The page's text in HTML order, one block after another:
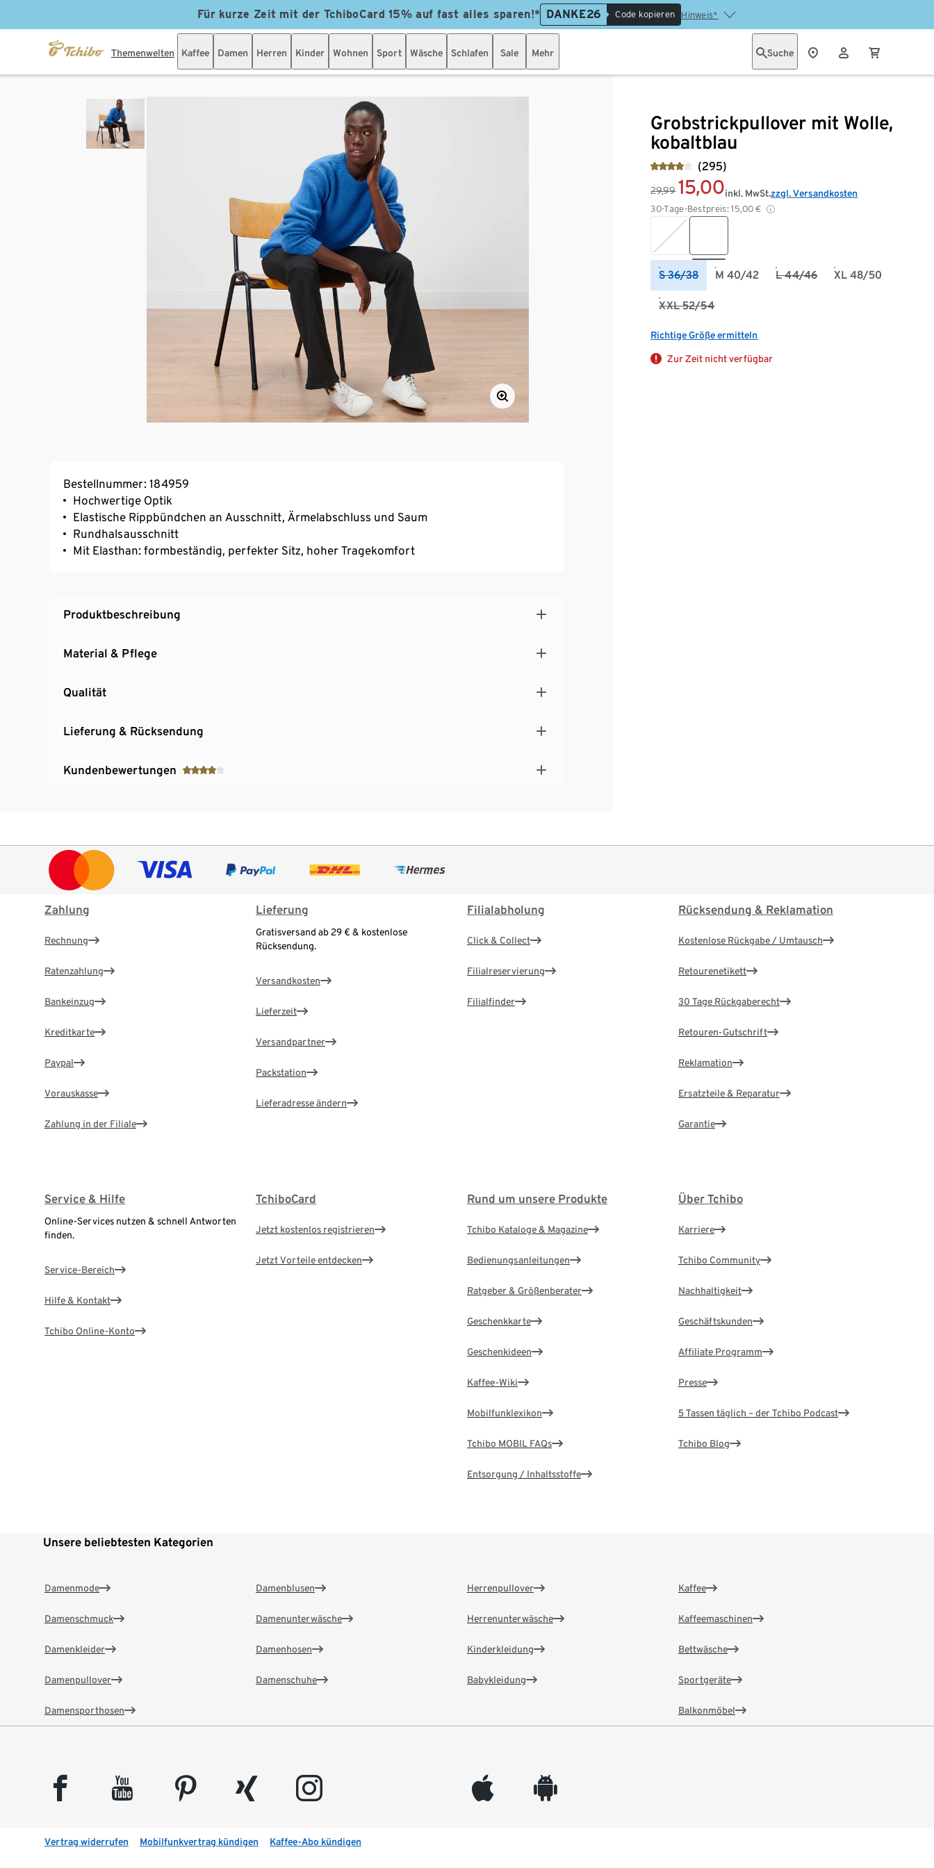
Für kurze Zeit mit der TchiboCard 15% auf fast alles sparen!* DANKE26 Code kopieren Hinweis*
Themenwelten Kaffee Damen Herren Kinder Wohnen Sport Wäsche Schlafen Sale Mehr Suche
Grobstrickpullover mit Wolle,
kobaltblau
(295)
29,99 15,00
30-Tage-Bestpreis: 15,00 €
inkl. MwSt.zzgl. Versandkosten
S 36/38 M 40/42 L 44/46 XL 48/50
XXL 52/54
Richtige Größe ermitteln
Zur Zeit nicht verfügbar
Bestellnummer: 184959
Hochwertige Optik
Elastische Rippbündchen an Ausschnitt, Ärmelabschluss und Saum
Rundhalsausschnitt
Mit Elasthan: formbeständig, perfekter Sitz, hoher Tragekomfort
Produktbeschreibung
Material & Pflege
Qualität
Lieferung & Rücksendung
Kundenbewertungen
Zahlung
Rechnung
Ratenzahlung
Bankeinzug
Kreditkarte
Paypal
Vorauskasse
Zahlung in der Filiale
Lieferung
Gratisversand ab 29 € & kostenlose
Rücksendung.
Versandkosten
Lieferzeit
Versandpartner
Packstation
Lieferadresse ändern
Filialabholung
Click & Collect
Filialreservierung
Filialfinder
Rücksendung & Reklamation
Kostenlose Rückgabe / Umtausch
Retourenetikett
30 Tage Rückgaberecht
Retouren-Gutschrift
Reklamation
Ersatzteile & Reparatur
Garantie
Service & Hilfe
Online-Services nutzen & schnell Antworten
finden.
Service-Bereich
Hilfe & Kontakt
Tchibo Online-Konto
TchiboCard
Jetzt kostenlos registrieren
Jetzt Vorteile entdecken
Rund um unsere Produkte
Tchibo Kataloge & Magazine
Bedienungsanleitungen
Ratgeber & Größenberater
Geschenkkarte
Geschenkideen
Kaffee-Wiki
Mobilfunklexikon
Tchibo MOBIL FAQs
Entsorgung / Inhaltsstoffe
Über Tchibo
Karriere
Tchibo Community
Nachhaltigkeit
Geschäftskunden
Affiliate Programm
Presse
5 Tassen täglich – der Tchibo Podcast
Tchibo Blog
Unsere beliebtesten Kategorien
Damenmode
Damenschmuck
Damenkleider
Damenpullover
Damensporthosen
Damenblusen
Damenunterwäsche
Damenhosen
Damenschuhe
Herrenpullover
Herrenunterwäsche
Kinderkleidung
Babykleidung
Kaffee
Kaffeemaschinen
Bettwäsche
Sportgeräte
Balkonmöbel
facebook youtube pinterest xing instagram appleinc android
Vertrag widerrufen Mobilfunkvertrag kündigen Kaffee-Abo kündigen